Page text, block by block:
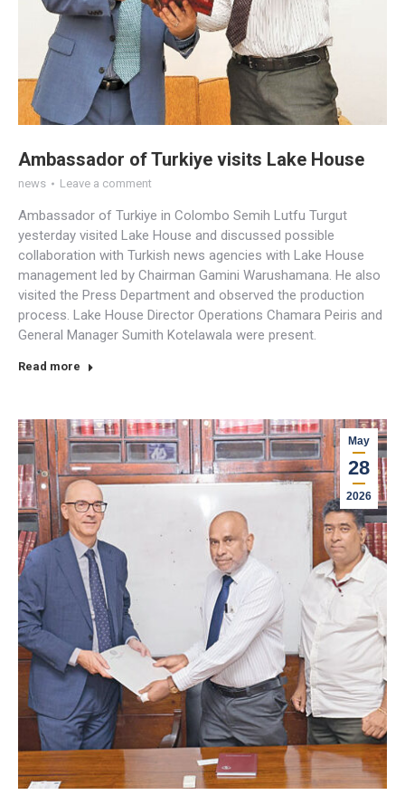
Ambassador of Turkiye visits Lake House
news Leave a comment
Ambassador of Turkiye in Colombo Semih Lutfu Turgut
yesterday visited Lake House and discussed possible
collaboration with Turkish news agencies with Lake House
management led by Chairman Gamini Warushamana. He also
visited the Press Department and observed the production
process. Lake House Director Operations Chamara Peiris and
General Manager Sumith Kotelawala were present.
Read more
May
28
2026